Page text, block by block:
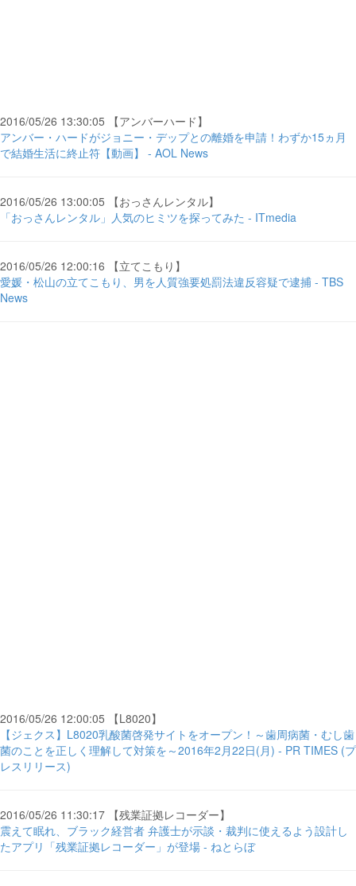
2016/05/26 13:30:05 【アンバーハード】
アンバー・ハードがジョニー・デップとの離婚を申請！わずか15ヵ月
で結婚生活に終止符【動画】 - AOL News
2016/05/26 13:00:05 【おっさんレンタル】
「おっさんレンタル」人気のヒミツを探ってみた - ITmedia
2016/05/26 12:00:16 【立てこもり】
愛媛・松山の立てこもり、男を人質強要処罰法違反容疑で逮捕 - TBS
News
2016/05/26 12:00:05 【L8020】
【ジェクス】L8020乳酸菌啓発サイトをオープン！～歯周病菌・むし歯
菌のことを正しく理解して対策を～2016年2月22日(月) - PR TIMES (プ
レスリリース)
2016/05/26 11:30:17 【残業証拠レコーダー】
震えて眠れ、ブラック経営者 弁護士が示談・裁判に使えるよう設計し
たアプリ「残業証拠レコーダー」が登場 - ねとらぼ